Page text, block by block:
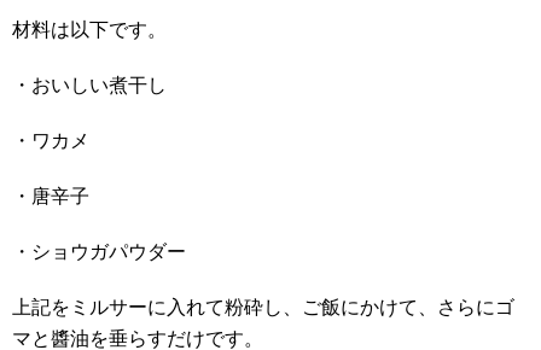
材料は以下です。
・おいしい煮干し
・ワカメ
・唐辛子
・ショウガパウダー
上記をミルサーに入れて粉砕し、ご飯にかけて、さらにゴ
マと醬油を垂らすだけです。